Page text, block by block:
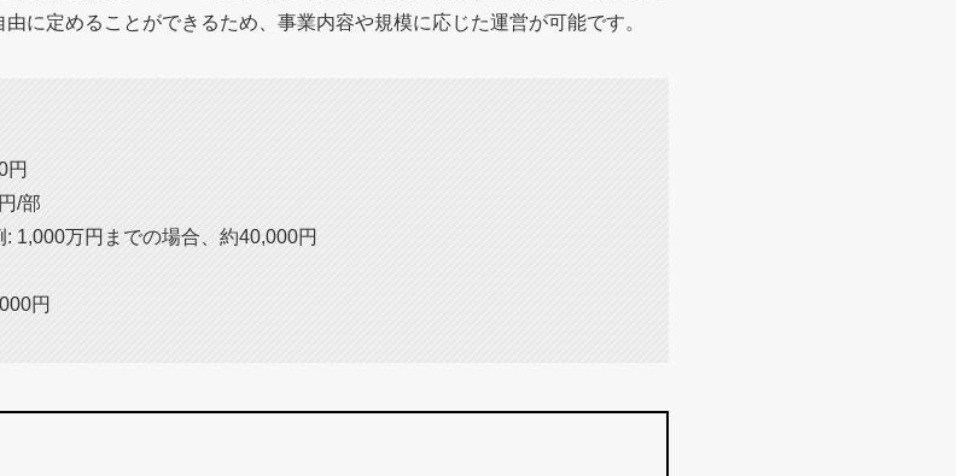
に定めることができるため、事業内容や規模に応じた運営が可能です。
円
/部
1,000万円までの場合、約40,000円
円